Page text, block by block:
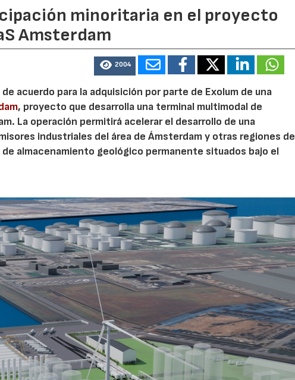
minoritaria en el proyecto
Amsterdam
2004
acuerdo para la adquisición por parte de Exolum de una
, proyecto que desarrolla una terminal multimodal de
La operación permitirá acelerar el desarrollo de una
industriales del área de Ámsterdam y otras regiones de
almacenamiento geológico permanente situados bajo el
23/07/2026 30/07/2026